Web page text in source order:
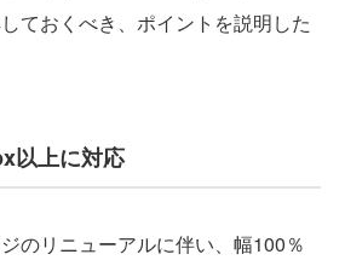
ておくべき、ポイントを説明した
以上に対応
のリニューアルに伴い、幅100％